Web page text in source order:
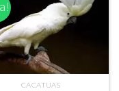
CACATUAS